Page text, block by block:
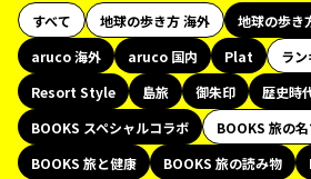
すべて 地球の歩き方 海外
地球の歩き
aruco 海外
aruco 国内 Plat
ラ
Resort Style
島旅 御朱印 歴史時
BOOKS スペシャルコラボ
BOOKS 旅の
BOOKS 旅と健康
BOOKS 旅の読み物